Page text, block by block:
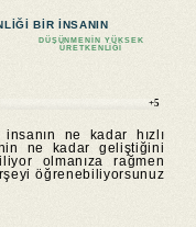
BIR INSANIN
DÜŞÜNMENIN YÜKSEK
ÜRETKENLIĞI
+5
insanın ne kadar hızlı
ne kadar geliştiğini
olmanıza rağmen
öğrenebiliyorsunuz